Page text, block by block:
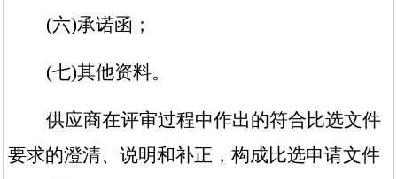
(六)承诺函；
(七)其他资料。
供应商在评审过程中作出的符合比选文件
要求的澄清、说明和补正，构成比选申请文件